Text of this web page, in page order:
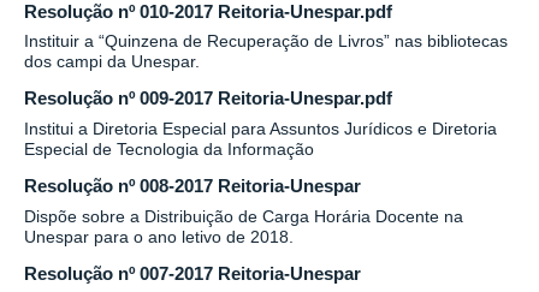
Resolução nº 010-2017 Reitoria-Unespar.pdf
Instituir a “Quinzena de Recuperação de Livros” nas bibliotecas
dos campi da Unespar.
Resolução nº 009-2017 Reitoria-Unespar.pdf
Institui a Diretoria Especial para Assuntos Jurídicos e Diretoria
Especial de Tecnologia da Informação
Resolução nº 008-2017 Reitoria-Unespar
Dispõe sobre a Distribuição de Carga Horária Docente na
Unespar para o ano letivo de 2018.
Resolução nº 007-2017 Reitoria-Unespar